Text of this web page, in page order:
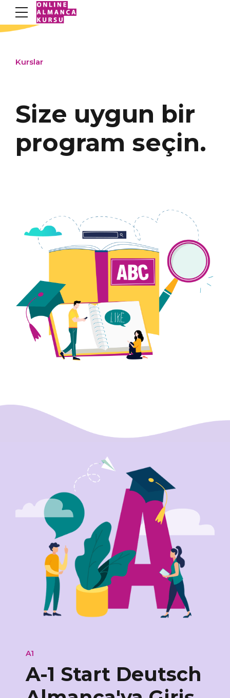
Kurslar
Size uygun bir
program seçin.
A1
A-1 Start Deutsch